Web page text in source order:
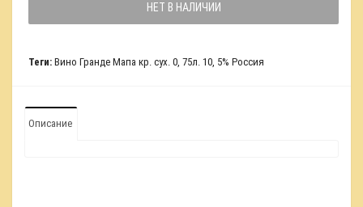
НЕТ В НАЛИЧИИ
Теги: Вино Гранде Мапа кр. сух. 0, 75л. 10, 5% Россия
Описание